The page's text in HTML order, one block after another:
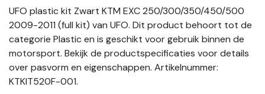
UFO plastic kit Zwart KTM EXC 250/300/350/450/500
2009-2011 (full kit) van UFO. Dit product behoort tot de
categorie Plastic en is geschikt voor gebruik binnen de
motorsport. Bekijk de productspecificaties voor details
over pasvorm en eigenschappen. Artikelnummer:
KTKIT520F-001.